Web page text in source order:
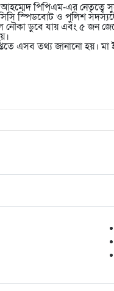
পিপিএম-এর নেতৃত্বে
স্পিডবোট ও পুলিশ
নৌকা ডুবে যায় এবং ৫ জন
এসব তথ্য জানানো হয়।